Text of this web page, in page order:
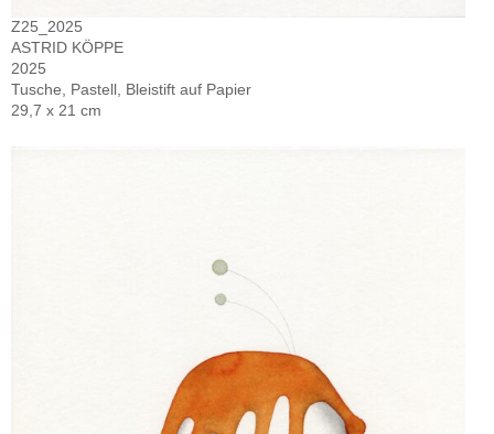
Z25_2025
ASTRID KÖPPE
2025
Tusche, Pastell, Bleistift auf Papier
29,7 x 21 cm